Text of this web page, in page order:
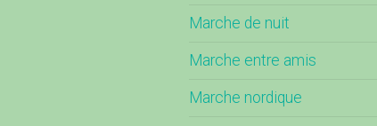
Marche de nuit
Marche entre amis
Marche nordique